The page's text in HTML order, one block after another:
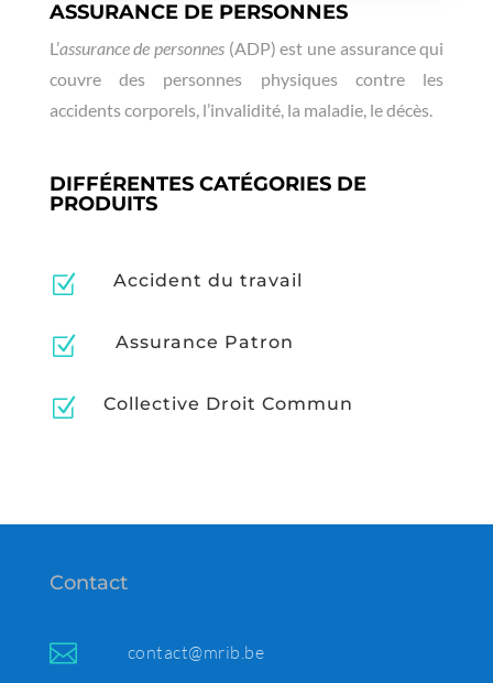
ASSURANCE DE PERSONNES
L’assurance de personnes (ADP) est une assurance qui
couvre des personnes physiques contre les
accidents corporels, l’invalidité, la maladie, le décès.
DIFFÉRENTES CATÉGORIES DE
PRODUITS
Z Accident du travail
Z Assurance Patron
Z Collective Droit Commun
Contact
 contact@mrib.be